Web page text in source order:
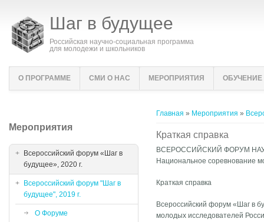
Шаг в будущее
Российская научно-социальная программа
для молодежи и школьников
О ПРОГРАММЕ СМИ О НАС МЕРОПРИЯТИЯ ОБУЧЕНИЕ
Вы здесь
Главная » Мероприятия »
Краткая справка
ВСЕРОССИЙСКИЙ ФОРУМ
Национальное соревнование
Краткая справка
Всероссийский форум «Шаг в
молодых исследователей
Мероприятия
Всероссийский форум «Шаг в
будущее», 2020 г.
Всероссийский форум "Шаг в
будущее", 2019 г.
О Форуме